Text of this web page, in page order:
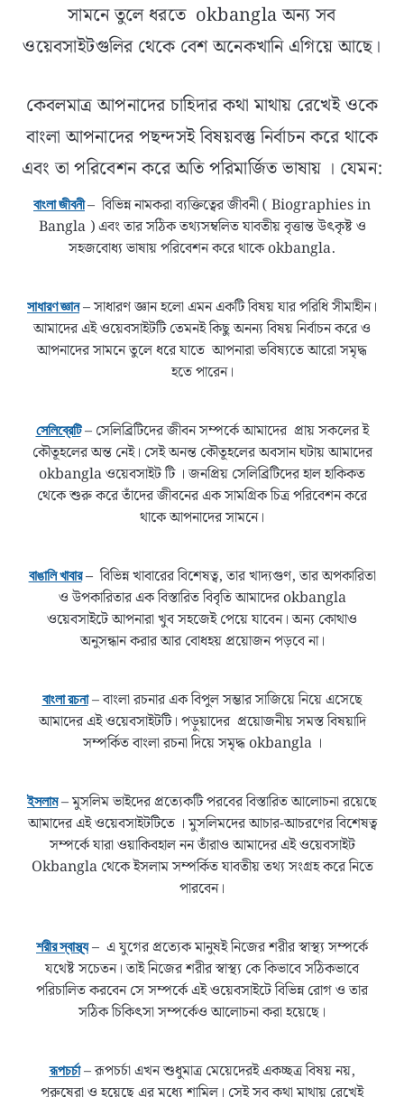
সামনে তুলে ধরতে okbangla অন্য সব
ওয়েবসাইটগুলির থেকে বেশ অনেকখানি এগিয়ে আছে।
কেবলমাত্র আপনাদের চাহিদার কথা মাথায় রেখেই ওকে
বাংলা আপনাদের পছন্দসই বিষয়বস্তু নির্বাচন করে থাকে
এবং তা পরিবেশন করে অতি পরিমার্জিত ভাষায় । যেমন:
বাংলা জীবনী– বিভিন্ন নামকরা ব্যক্তিত্বের জীবনী ( Biographies in
Bangla ) এবং তার সঠিক তথ্যসম্বলিত যাবতীয় বৃত্তান্ত উৎকৃষ্ট ও
সহজবোধ্য ভাষায় পরিবেশন করে থাকে okbangla.
সাধারণ জ্ঞান– সাধারণ জ্ঞান হলো এমন একটি বিষয় যার পরিধি সীমাহীন।
আমাদের এই ওয়েবসাইটটি তেমনই কিছু অনন্য বিষয় নির্বাচন করে ও
আপনাদের সামনে তুলে ধরে যাতে আপনারা ভবিষ্যতে আরো সমৃদ্ধ
হতে পারেন।
সেলিব্রেটি– সেলিব্রিটিদের জীবন সম্পর্কে আমাদের প্রায় সকলের ই
কৌতূহলের অন্ত নেই। সেই অনন্ত কৌতূহলের অবসান ঘটায় আমাদের
okbangla ওয়েবসাইট টি । জনপ্রিয় সেলিব্রিটিদের হাল হাকিকত
থেকে শুরু করে তাঁদের জীবনের এক সামগ্রিক চিত্র পরিবেশন করে
থাকে আপনাদের সামনে।
বাঙালি খাবার– বিভিন্ন খাবারের বিশেষত্ব, তার খাদ্যগুণ, তার অপকারিতা
ও উপকারিতার এক বিস্তারিত বিবৃতি আমাদের okbangla
ওয়েবসাইটে আপনারা খুব সহজেই পেয়ে যাবেন। অন্য কোথাও
অনুসন্ধান করার আর বোধহয় প্রয়োজন পড়বে না।
বাংলা রচনা– বাংলা রচনার এক বিপুল সম্ভার সাজিয়ে নিয়ে এসেছে
আমাদের এই ওয়েবসাইটটি। পড়ুয়াদের প্রয়োজনীয় সমস্ত বিষয়াদি
সম্পর্কিত বাংলা রচনা দিয়ে সমৃদ্ধ okbangla ।
ইসলাম– মুসলিম ভাইদের প্রত্যেকটি পরবের বিস্তারিত আলোচনা রয়েছে
আমাদের এই ওয়েবসাইটটিতে । মুসলিমদের আচার-আচরণের বিশেষত্ব
সম্পর্কে যারা ওয়াকিবহাল নন তাঁরাও আমাদের এই ওয়েবসাইট
Okbangla থেকে ইসলাম সম্পর্কিত যাবতীয় তথ্য সংগ্রহ করে নিতে
পারবেন।
শরীর স্বাস্থ্য– এ যুগের প্রত্যেক মানুষই নিজের শরীর স্বাস্থ্য সম্পর্কে
যথেষ্ট সচেতন। তাই নিজের শরীর স্বাস্থ্য কে কিভাবে সঠিকভাবে
পরিচালিত করবেন সে সম্পর্কে এই ওয়েবসাইটে বিভিন্ন রোগ ও তার
সঠিক চিকিৎসা সম্পর্কেও আলোচনা করা হয়েছে।
রূপচর্চা– রূপচর্চা এখন শুধুমাত্র মেয়েদেরই একচ্ছত্র বিষয় নয়,